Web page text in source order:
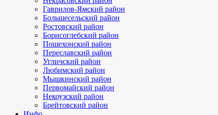
Гаврилов-Ямский район
Большесельский район
Ростовский район
Борисоглебский район
Пошехонский район
Переславский район
Угличский район
Любимский район
Мышкинский район
Первомайский район
Некоузский район
Брейтовский район